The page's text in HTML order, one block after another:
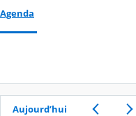
Agenda
Aujourd’hui